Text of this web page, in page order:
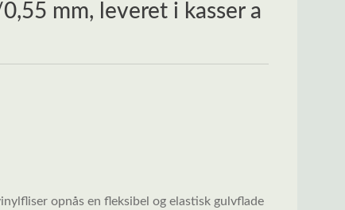
mm, leveret i kasser a
opnås en fleksibel og elastisk gulvflade